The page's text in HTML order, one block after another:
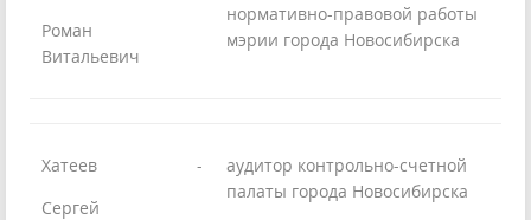
Роман
Витальевич
нормативно-правовой работы
мэрии города Новосибирска
Хатеев
Сергей
-
аудитор контрольно-счетной
палаты города Новосибирска